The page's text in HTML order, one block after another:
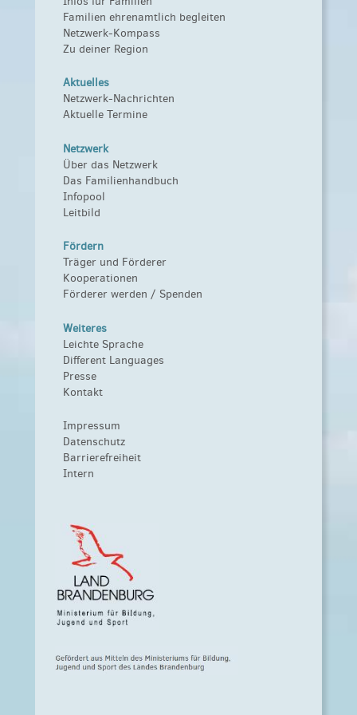
Familien ehrenamtlich begleiten
Netzwerk-Kompass
Zu deiner Region
Aktuelles
Netzwerk-Nachrichten
Aktuelle Termine
Netzwerk
Über das Netzwerk
Das Familienhandbuch
Infopool
Leitbild
Fördern
Träger und Förderer
Kooperationen
Förderer werden / Spenden
Weiteres
Leichte Sprache
Different Languages
Presse
Kontakt
Impressum
Datenschutz
Barrierefreiheit
Intern